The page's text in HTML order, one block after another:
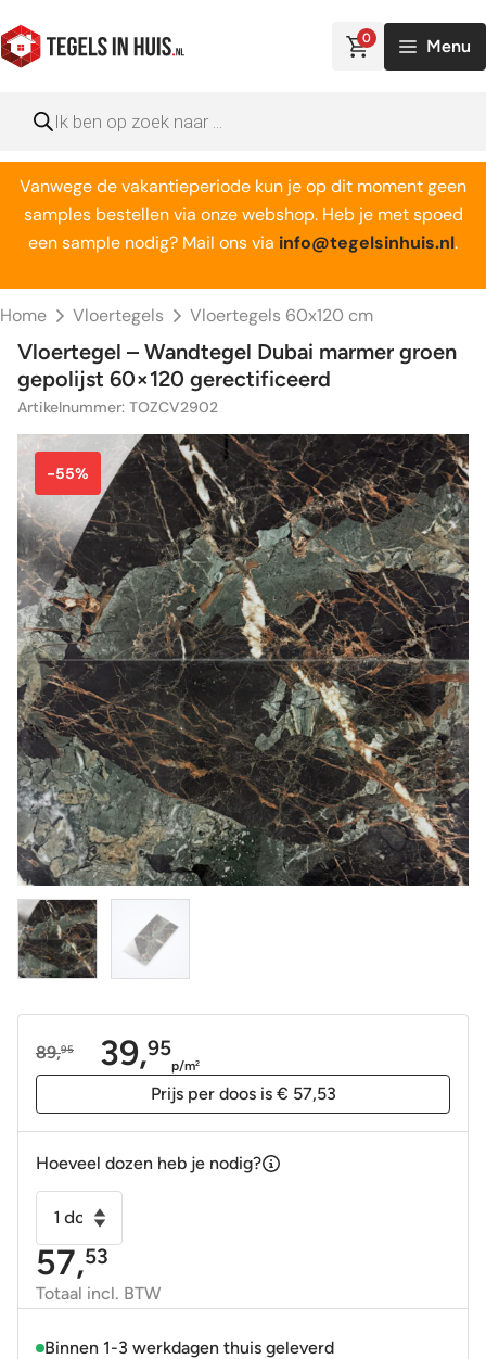
naar
de
0 Menu
zoeken
Vanwege de vakantieperiode kun je op dit moment geen
samples bestellen via onze webshop. Heb je met spoed
een sample nodig? Mail ons via info@tegelsinhuis.nl.
Home Vloertegels Vloertegels 60x120 cm
Vloertegel – Wandtegel Dubai marmer groen
gepolijst 60×120 gerectificeerd
Artikelnummer: TOZCV2902
-55%
89,95
Oorspronkelijke
39,95
Huidige
p/m2
Prijs per doos is € 57,53
Hoeveel dozen heb je nodig?
Wandtegel
Dubai
marmer
groen
57,53
Totaal incl. BTW
Binnen 1-3 werkdagen thuis geleverd